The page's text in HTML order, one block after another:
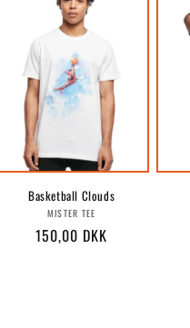
Basketball Clouds
Forhandler:
MISTER TEE
Normalpris
150,00 DKK